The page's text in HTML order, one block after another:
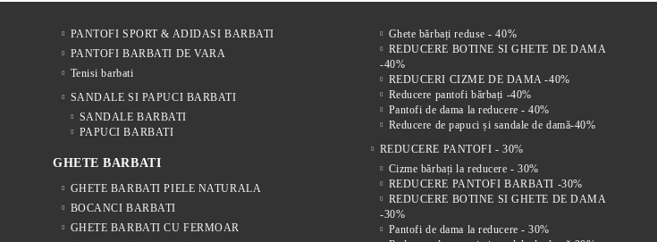
PANTOFI SPORT & ADIDASI BARBATI
PANTOFI BARBATI DE VARA
Tenisi barbati
SANDALE SI PAPUCI BARBATI
SANDALE BARBATI
PAPUCI BARBATI
GHETE BARBATI
GHETE BARBATI PIELE NATURALA
BOCANCI BARBATI
GHETE BARBATI CU FERMOAR
Ghete bărbați reduse - 40%
REDUCERE BOTINE SI GHETE DE DAMA
-40%
REDUCERI CIZME DE DAMA -40%
Reducere pantofi bărbați -40%
Pantofi de dama la reducere - 40%
Reducere de papuci și sandale de damă-40%
REDUCERE PANTOFI - 30%
Cizme bărbați la reducere - 30%
REDUCERE PANTOFI BARBATI -30%
REDUCERE BOTINE SI GHETE DE DAMA
-30%
Pantofi de dama la reducere - 30%